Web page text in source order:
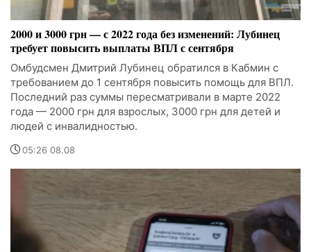
2000 и 3000 грн — с 2022 года без изменений: Лубинец
требует повысить выплаты ВПЛ с сентября
Омбудсмен Дмитрий Лубинец обратился в Кабмин с
требованием до 1 сентября повысить помощь для ВПЛ.
Последний раз суммы пересматривали в марте 2022
года — 2000 грн для взрослых, 3000 грн для детей и
людей с инвалидностью.
05:26 08.08